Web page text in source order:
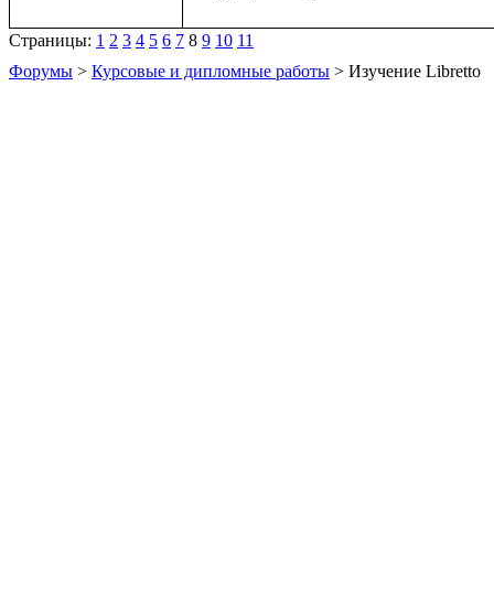
Страницы: 1 2 3 4 5 6 7 8 9 10 11
Форумы > Курсовые и дипломные работы > Изучение Libretto